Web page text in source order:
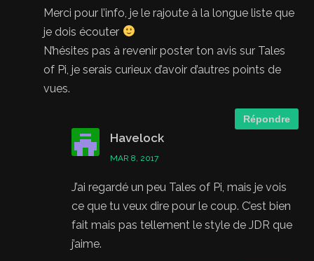
Merci pour l’info, je le rajoute à la longue liste que
je dois écouter
N’hésites pas à revenir poster ton avis sur Tales
of Pi, je serais curieux d’avoir d’autres points de
vues.
Répondre
Havelock
MAR 8, 2017
J’ai regardé un peu Tales of Pi, mais je vois
ce que tu veux dire pour le coup. C’est bien
fait mais pas tellement le style de JDR que
j’aime.